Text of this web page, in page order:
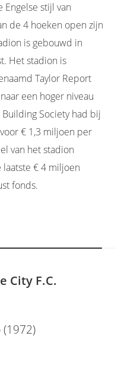
Engelse stijl van
de 4 hoeken open zijn
is gebouwd in
Het stadion is
Taylor Report
een hoger niveau
Society had bij
€ 1,3 miljoen per
van het stadion
€ 4 miljoen
fonds.
City F.C.
(1972)